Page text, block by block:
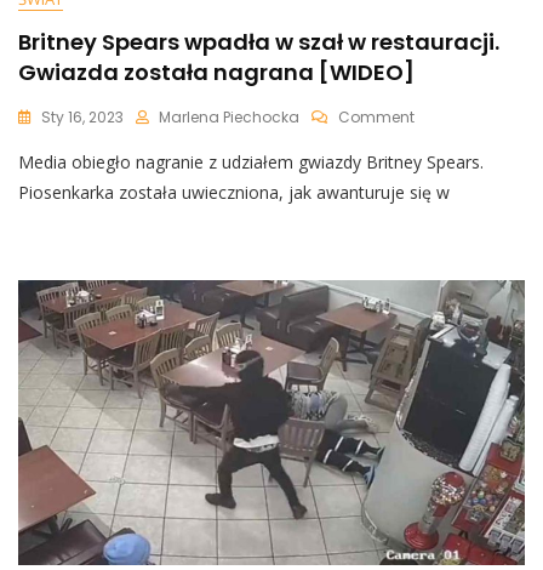
Britney Spears wpadła w szał w restauracji.
Gwiazda została nagrana [WIDEO]
Sty 16, 2023 Marlena Piechocka CommentOn
Spears
Wpadła
W
Restauracji.
Gwiazda
Została
Nagrana
[WIDEO]
Media obiegło nagranie z udziałem gwiazdy Britney Spears.
Piosenkarka została uwieczniona, jak awanturuje się w